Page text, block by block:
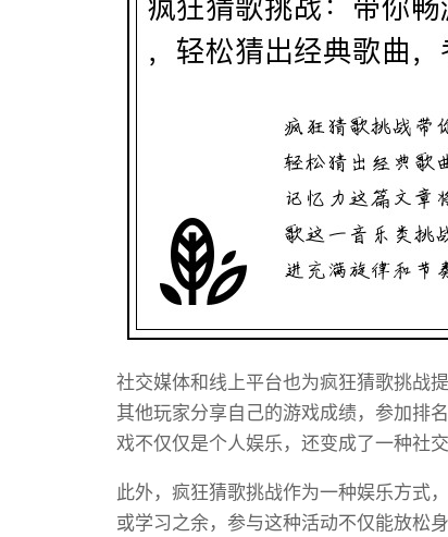
社交媒体和线上平台也为疯狂猜歌挑战
其他玩家分享自己的游戏成绩，参加排
戏不仅仅是个人娱乐，还变成了一种社
此外，疯狂猜歌挑战作为一种娱乐方式
或学习之余，参与这种活动不仅能放松